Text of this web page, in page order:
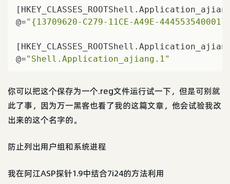
@="{13709620-C279-11CE-A49E-
@="Shell.Application_ajiang.1"
你可以把这个保存为一个.reg文件运行试一下，但是可别就
此了事，因为万一黑客也看了我的这篇文章，他会试验我改
出来的这个名字的。
防止列出用户组和系统进程
我在阿江ASP探针1.9中结合7i24的方法利用